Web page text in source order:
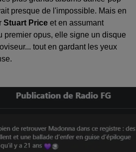
presque de l'impossible. Mais en
Stuart Price et en assumant
premier opus, elle signe un disque
tout en gardant les yeux